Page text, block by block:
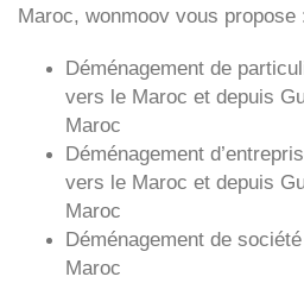
Maroc, wonmoov vous propose
Déménagement de
vers le Maroc et depuis
Maroc
Déménagement
vers le Maroc et depuis
Maroc
Déménagement de
Maroc